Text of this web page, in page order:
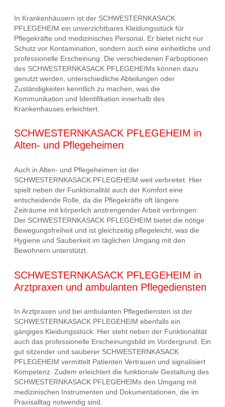
In Krankenhäusern ist der SCHWESTERNKASACK
PFLEGEHEIM ein unverzichtbares Kleidungsstück für
Pflegekräfte und medizinisches Personal. Er bietet nicht nur
Schutz vor Kontamination, sondern auch eine einheitliche und
professionelle Erscheinung. Die verschiedenen Farboptionen
des SCHWESTERNKASACK PFLEGEHEIMs können dazu
genutzt werden, unterschiedliche Abteilungen oder
Zuständigkeiten kenntlich zu machen, was die
Kommunikation und Identifikation innerhalb des
Krankenhauses erleichtert.
SCHWESTERNKASACK PFLEGEHEIM in
Alten- und Pflegeheimen
Auch in Alten- und Pflegeheimen ist der
SCHWESTERNKASACK PFLEGEHEIM weit verbreitet. Hier
spielt neben der Funktionalität auch der Komfort eine
entscheidende Rolle, da die Pflegekräfte oft längere
Zeiträume mit körperlich anstrengender Arbeit verbringen.
Der SCHWESTERNKASACK PFLEGEHEIM bietet die nötige
Bewegungsfreiheit und ist gleichzeitig pflegeleicht, was die
Hygiene und Sauberkeit im täglichen Umgang mit den
Bewohnern unterstützt.
SCHWESTERNKASACK PFLEGEHEIM in
Arztpraxen und ambulanten Pflegediensten
In Arztpraxen und bei ambulanten Pflegediensten ist der
SCHWESTERNKASACK PFLEGEHEIM ebenfalls ein
gängiges Kleidungsstück. Hier steht neben der Funktionalität
auch das professionelle Erscheinungsbild im Vordergrund. Ein
gut sitzender und sauberer SCHWESTERNKASACK
PFLEGEHEIM vermittelt Patienten Vertrauen und signalisiert
Kompetenz. Zudem erleichtert die funktionale Gestaltung des
SCHWESTERNKASACK PFLEGEHEIMs den Umgang mit
medizinischen Instrumenten und Dokumentationen, die im
Praxisalltag notwendig sind.